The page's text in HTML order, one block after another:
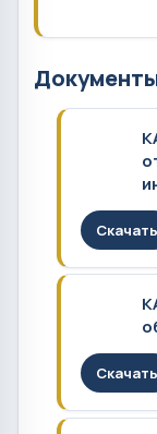
Скачать
Скачать